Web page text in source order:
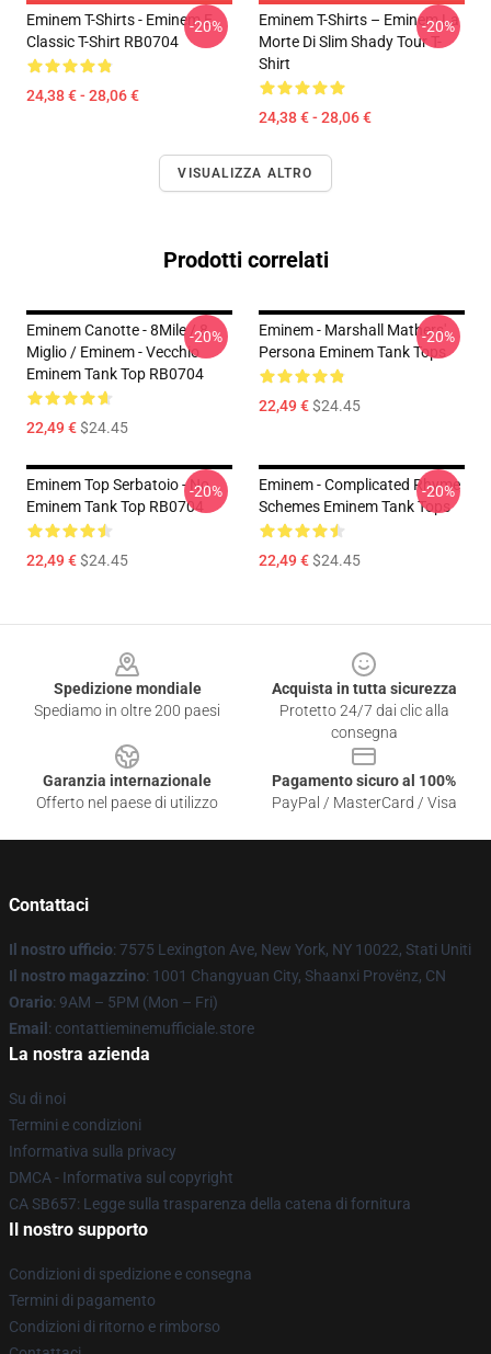
Eminem T-Shirts - Eminem E
Classic T-Shirt RB0704
24,38 € - 28,06 €
-20%
Eminem T-Shirts – Eminem La
Morte Di Slim Shady Tour T-
Shirt
24,38 € - 28,06 €
-20%
VISUALIZZA ALTRO
Prodotti correlati
Eminem Canotte - 8Mile / 8
Miglio / Eminem - Vecchio
Eminem Tank Top RB0704
22,49 €$24.45
-20%
Eminem - Marshall Mathers'
Persona Eminem Tank Tops
22,49 €$24.45
-20%
Eminem Top Serbatoio - No.
Eminem Tank Top RB0704
22,49 €$24.45
-20%
Eminem - Complicated Rhyme
Schemes Eminem Tank Tops
22,49 €$24.45
-20%
Spedizione mondiale
Spediamo in oltre 200 paesi
Acquista in tutta sicurezza
Protetto 24/7 dai clic alla
consegna
Garanzia internazionale
Offerto nel paese di utilizzo
Pagamento sicuro al 100%
PayPal / MasterCard / Visa
Contattaci
Il nostro ufficio: 7575 Lexington Ave, New York, NY 10022, Stati Uniti
Il nostro magazzino: 1001 Changyuan City, Shaanxi Provënz, CN
Orario: 9AM – 5PM (Mon – Fri)
Email : contattieminemufficiale.store
La nostra azienda
Su di noi
Termini e condizioni
Informativa sulla privacy
DMCA - Informativa sul copyright
CA SB657: Legge sulla trasparenza della catena di fornitura
Il nostro supporto
Condizioni di spedizione e consegna
Termini di pagamento
Condizioni di ritorno e rimborso